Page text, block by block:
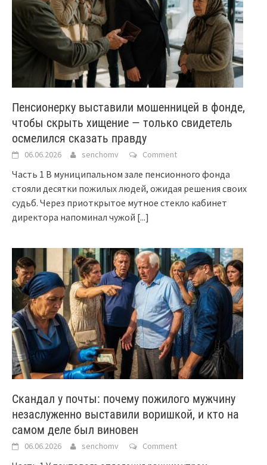
Пенсионерку выставили мошенницей в фонде,
чтобы скрыть хищение — только свидетель
осмелился сказать правду
06.06.2026 senchomv Comment
Часть 1 В муниципальном зале пенсионного фонда
стояли десятки пожилых людей, ожидая решения своих
судьб. Через приоткрытое мутное стекло кабинет
директора напоминал чужой [...]
Скандал у почты: почему пожилого мужчину
незаслуженно выставили воришкой, и кто на
самом деле был виновен
06.06.2026 senchomv Comment